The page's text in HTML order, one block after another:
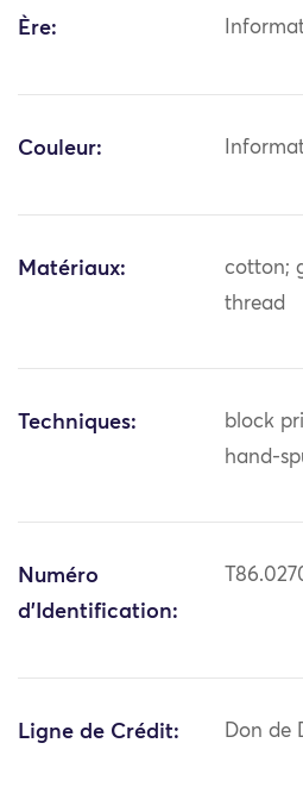
Ère:
Couleur:
Matériaux:
cotton;
thread
Techniques:
block
hand-
Numéro
d'Identification:
Ligne de Crédit: Don de